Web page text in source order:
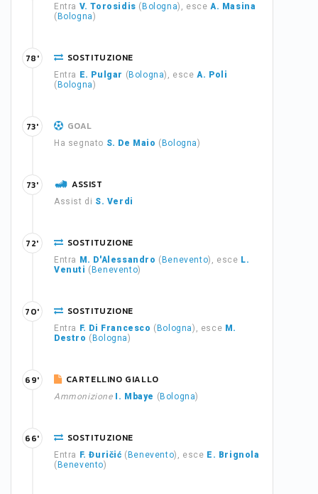
Entra V. Torosidis ( Bologna), esceA. Masina
( Bologna)
SOSTITUZIONE
Entra E. Pulgar ( Bologna), esceA. Poli
( Bologna)
78'
GOAL
Ha segnato S. De Maio ( Bologna)
73'
ASSIST
Assist di S. Verdi
73'
SOSTITUZIONE
Entra M. D'Alessandro ( Benevento), esce L.
Venuti ( Benevento)
72'
SOSTITUZIONE
Entra F. Di Francesco ( Bologna), esce M.
Destro ( Bologna)
70'
CARTELLINO GIALLO
Ammonizione I. Mbaye ( Bologna)
69'
SOSTITUZIONE
Entra F. Đuričić ( Benevento), esce E. Brignola
( Benevento)
66'